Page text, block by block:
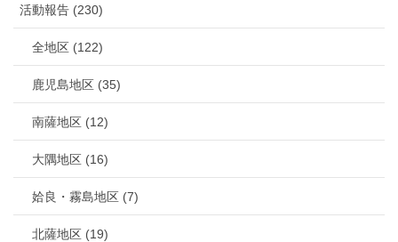
活動報告 (230)
全地区 (122)
鹿児島地区 (35)
南薩地区 (12)
大隅地区 (16)
姶良・霧島地区 (7)
北薩地区 (19)